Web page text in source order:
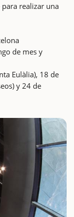
realizar una
de mes y
Eulàlia), 18 de
y 24 de